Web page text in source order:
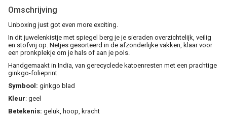
Omschrijving
Unboxing just got even more exciting.
In dit juwelenkistje met spiegel berg je je sieraden overzichtelijk, veilig
en stofvrij op. Netjes gesorteerd in de afzonderlijke vakken, klaar voor
een pronkplekje om je hals of aan je pols.
Handgemaakt in India, van gerecyclede katoenresten met een prachtige
ginkgo-folieprint.
Symbool: ginkgo blad
Kleur: geel
Betekenis: geluk, hoop, kracht